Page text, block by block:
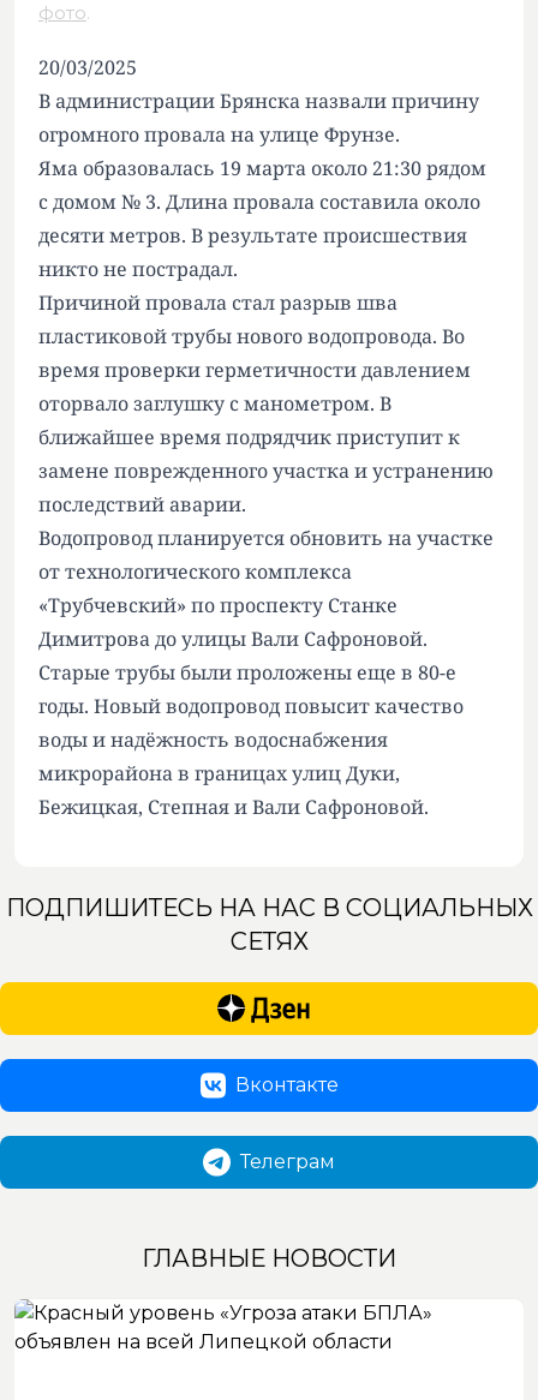
фото.
20/03/2025
В администрации Брянска назвали причину
огромного провала на улице Фрунзе.
Яма образовалась 19 марта около 21:30 рядом
с домом № 3. Длина провала составила около
десяти метров. В результате происшествия
никто не пострадал.
Причиной провала стал разрыв шва
пластиковой трубы нового водопровода. Во
время проверки герметичности давлением
оторвало заглушку с манометром. В
ближайшее время подрядчик приступит к
замене поврежденного участка и устранению
последствий аварии.
Водопровод планируется обновить на участке
от технологического комплекса
«Трубчевский» по проспекту Станке
Димитрова до улицы Вали Сафроновой.
Старые трубы были проложены еще в 80-е
годы. Новый водопровод повысит качество
воды и надёжность водоснабжения
микрорайона в границах улиц Дуки,
Бежицкая, Степная и Вали Сафроновой.
ПОДПИШИТЕСЬ НА НАС В СОЦИАЛЬНЫХ
СЕТЯХ
Вконтакте
Телеграм
ГЛАВНЫЕ НОВОСТИ